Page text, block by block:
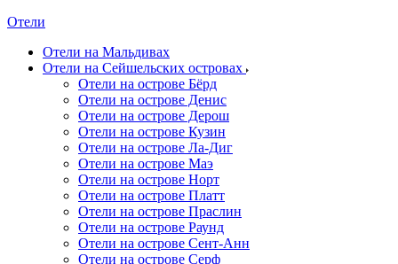
Отели
Отели на Мальдивах
Отели на Сейшельских островах
Отели на острове Бёрд
Отели на острове Денис
Отели на острове Дерош
Отели на острове Кузин
Отели на острове Ла-Диг
Отели на острове Маэ
Отели на острове Норт
Отели на острове Платт
Отели на острове Праслин
Отели на острове Раунд
Отели на острове Сент-Анн
Отели на острове Серф